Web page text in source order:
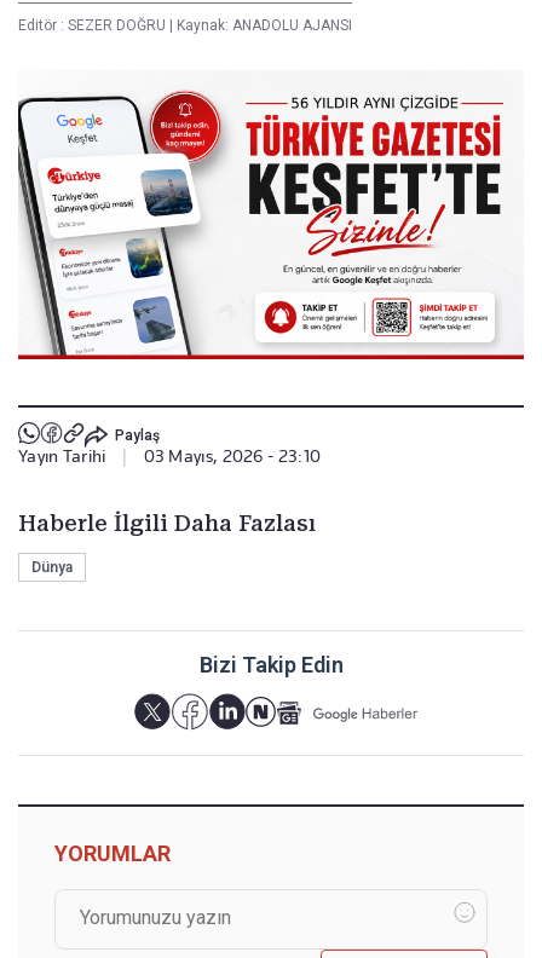
Editör : SEZER DOĞRU | Kaynak: ANADOLU AJANSI
Paylaş
Yayın Tarihi 03 Mayıs, 2026 - 23:10
Haberle İlgili Daha Fazlası
Dünya
Bizi Takip Edin
YORUMLAR